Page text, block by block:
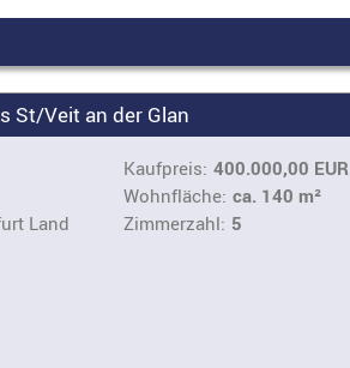
St/Veit an der Glan
Land
Kaufpreis: 400.000,00 EUR
Wohnfläche: ca. 140 m²
Zimmerzahl: 5